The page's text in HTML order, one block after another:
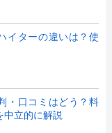
イターの違いは？使
・口コミはどう？料
中立的に解説